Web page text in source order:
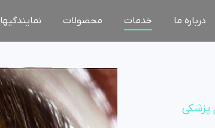
درباره ما خدمات محصولات نمایندگیها
پزشکی